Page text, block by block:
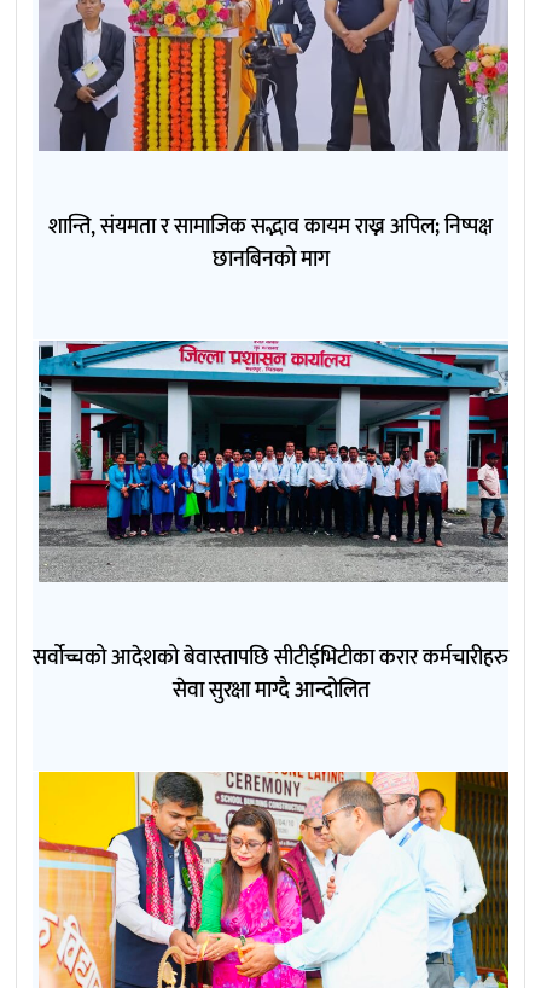
शान्ति, संयमता र सामाजिक सद्भाव कायम राख्न अपिल; निष्पक्ष
छानबिनको माग
सर्वोच्चको आदेशको बेवास्तापछि सीटीईभिटीका करार कर्मचारीहरु
सेवा सुरक्षा माग्दै आन्दोलित